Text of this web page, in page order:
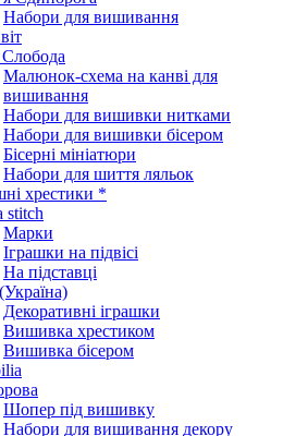
Набори для вишивання
Малюнок-схема на канві для
вишивання
Набори для вишивки нитками
Набори для вишивки бісером
Бісерні мініатюри
Набори для шиття ляльок
хрестики *
stitch
Марки
Іграшки на підвісі
На підставці
Декоративні іграшки
Вишивка хрестиком
Вишивка бісером
Шопер під вишивку
Набори для вишивання декору